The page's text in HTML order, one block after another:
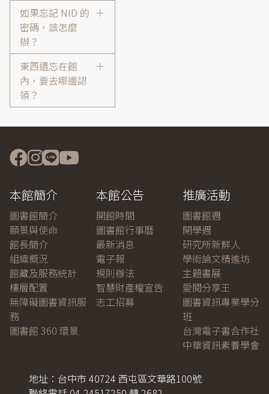
如果忘記 NID 的
密碼，該怎麼
辦？
東西遺忘在館
內，要去哪邊認
領？
本館簡介
圖書館簡介
願景與使命
館長簡介
組織概況
館藏及服務統計
樓層配置
無障礙圖書資訊服
務
圖書館 360 環景
本館公告
開館時間
圖書館行事曆
最新消息
電子報
規則辦法
智慧財產權宣告
志工招募
推廣活動
圖書館週
開學週
研究所新鮮人
學術論文精進坊
主題書展
愛閱分享王
圖書資訊專業學分
班
台灣電子書合作社
中華資訊素養學會
地址：台中市 40724 西屯區文華路100號